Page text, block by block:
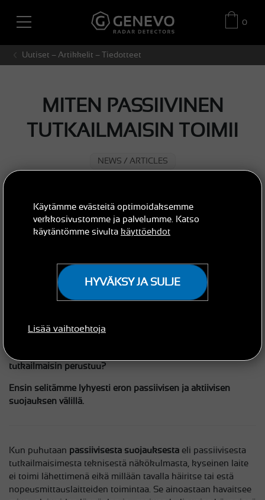
Käytämme evästeitä optimoidaksemme
verkkosivustomme ja palvelumme. Katso
käytäntömme sivulta käyttöehdot
HYVÄKSY JA SULJE
Lisää vaihtoehtoja
0
Uutiset – Artikkelit – Tiedotteet
MITEN PASSIIVINEN
TUTKAILMAISIN TOIMII
NEWS / ARTICLES
artikkelimme
tutkailmaisin perustuu?
Ensin selitämme lyhyesti eron passiivisen ja aktiivisen
suojauksen välillä.
Kun puhutaan passiivisesta suojauksesta eli passiivisesta
tutkailmaisimesta teknisestä näkökulmasta, kyseinen laite
ei toimi lähettimenä eikä millään tavalla häiritse tai estä
nopeusmittauslaitteiden toimintaa. Se ainoastaan havaitsee